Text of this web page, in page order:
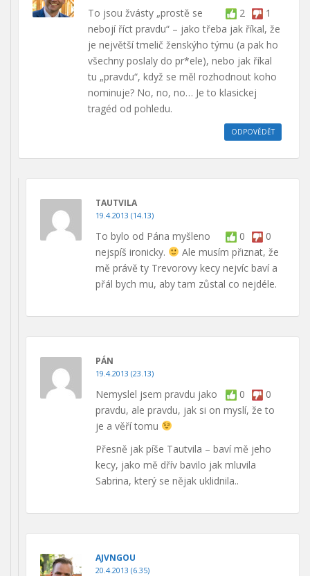
2 1
To jsou žvásty „prostě se
nebojí říct pravdu“ – jako třeba jak říkal, že
je největší tmelič ženskýho týmu (a pak ho
všechny poslaly do pr*ele), nebo jak říkal
tu „pravdu“, když se měl rozhodnout koho
nominuje? No, no, no… Je to klasickej
tragéd od pohledu.
ODPOVĚDĚT
TAUTVILA
19.4.2013 (14.13)
0 0
To bylo od Pána myšleno
nejspíš ironicky.
Ale musím přiznat, že
mě právě ty Trevorovy kecy nejvíc baví a
přál bych mu, aby tam zůstal co nejdéle.
PÁN
19.4.2013 (23.13)
0 0
Nemyslel jsem pravdu jako
pravdu, ale pravdu, jak si on myslí, že to
je a věří tomu
Přesně jak píše Tautvila – baví mě jeho
kecy, jako mě dřív bavilo jak mluvila
Sabrina, který se nějak uklidnila..
AJVNGOU
20.4.2013 (6.35)